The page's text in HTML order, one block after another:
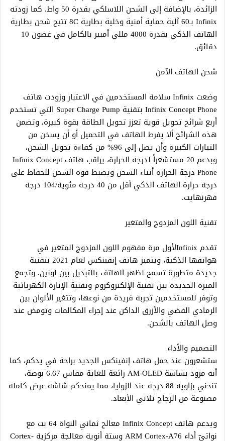
الزائدة، بالإضافة إلى الشحن اللاسلكي بقدرة 50 واط. كما زودته
Infinix بـ60 آلية حماية أمنية وخلية بطارية 8C تتيح شحن بطارية
الهاتف الذكي بقدرة 4000 مللي أمبير بالكامل في غضون 10
دقائق.
شحن الهاتف الآمن
وضعت Infinix سلامة المستخدمين في الاعتبار وزودت هاتف
Infinix Concept Phone بتقنية Super Charge Pump التي تستخدم
أربع شرائح تحويل قوية تعزز تحويل الطاقة بقوة كبيرة، وتضمن
هذه الشرائح ألا يفرط الهاتف في التحميل أو أن يسخن من
التيارات الكبيرة وأن يصل إلى 96% من كفاءة تحويل الشحن،
وبدعم 20 مستشعراً لدرجة الحرارة، يراقب هاتف Infinix Concept
Phone درجة الحرارة أثناء الشحن ويضبط قوة الشحن للحفاظ على
درجة حرارة الهاتف الذكي أقل من 40 درجة مئوية/104 درجة
فهرنهايت.
تقنية اللون المزدوج والمتغير
تقدم Infinixلأول مرة مفهوم اللون المزدوج المتغير في
هواتفها الذكية، ويتميز هاتف إنفينكس لعام 2021 بتقنية
جديدة متطورة تسمح لظهر الهاتف بالتبديل بين لونين. وتجمع
الميزة الجديدة بين تقنية الإلكتروكروم وتقنية الإنارة الكهربائية
وتوفر للمستخدمين تجربة فريدة من نوعها، وتتغير الألوان بين
الرمادي الفضي والأزرق الداكن عند إجراء المكالمات وتومض عند
وصل الهاتف بالشحن.
التصميم والأداء
ستشعرون عند حمل هاتف إنفينكس الجديد براحة في يدكم، كما
أنه مزود بشاشة AM-OLED رائعة للغاية مقاس 6.67 بوصة،
تنحني بزاوية 88 درجة عند الزوايا، مما يمنحكم شاشة عرض كاملة
مصنوعة من الزجاج ثلاثي الأبعاد.
ويدعم هاتف Infinix Concept معالج ثماني النواة 64 بت مع
نواتيّ أداء ARM Cortex-A76 وستة أنوية معالجة مركزية Cortex-